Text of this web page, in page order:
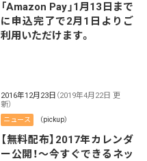
「Amazon Pay」1月13日まで
に申込完了で2月1日よりご
利用いただけます。
2016年12月23日 （2019年4月22日 更
新）
ニュース （pickup）
【無料配布】2017年カレンダ
ー公開！～今すぐできるネッ